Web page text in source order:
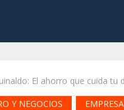
El ahorro que cuida
Y NEGOCIOS